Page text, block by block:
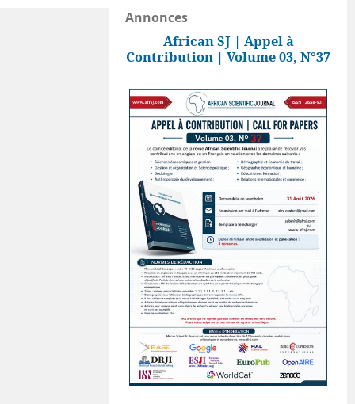
Annonces
African SJ | Appel à
Contribution | Volume 03, N°37